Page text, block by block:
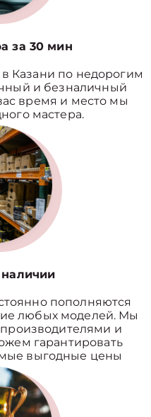
за 30 мин
Казани по недорогим
и безналичный
время и место мы
мастера.
наличии
пополняются
любых моделей. Мы
и
гарантировать
выгодные цены